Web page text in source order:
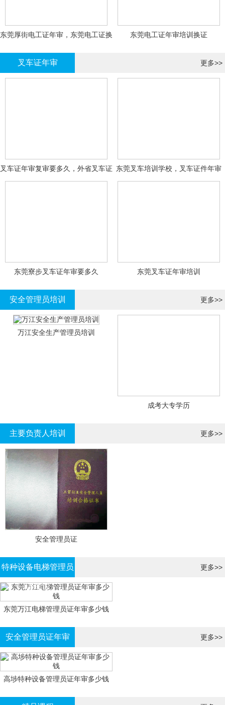
东莞厚街电工证年审，东莞电工证换
东莞电工证年审培训换证
叉车证年审 更多>>
叉车证年审复审要多久，外省叉车证
年审换证
东莞叉车培训学校，叉车证件年审
东莞寮步叉车证年审要多久 东莞叉车证年审培训
安全管理员培训 更多>>
万江安全生产管理员培训
成考大专学历
主要负责人培训 更多>>
安全管理员证
特种设备电梯管理员
证年审
更多>>
东莞万江电梯管理员证年审多少钱
安全管理员证年审 更多>>
高埗特种设备管理员证年审多少钱